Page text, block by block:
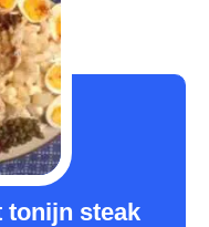
tonijn steak